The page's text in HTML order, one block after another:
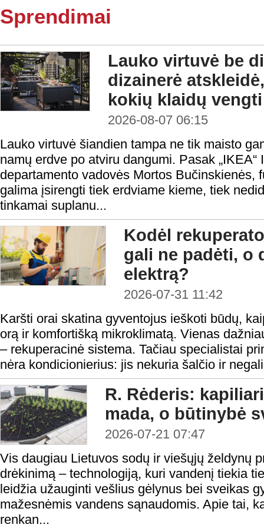
Sprendimai
Lauko virtuvė be
dizainerė
kokių klaidų vengti
2026-08-07 06:15
Lauko virtuvė šiandien tampa ne tik maisto
namų erdve po atviru dangumi. Pasak „IKEA“
departamento vadovės Mortos Bučinskienės,
galima įsirengti tiek erdviame kieme, tiek
tinkamai suplanu...
Kodėl
gali ne padėti, o
elektrą?
2026-07-31 11:42
Karšti orai skatina gyventojus ieškoti būdų,
orą ir komfortišką mikroklimatą. Vienas
– rekuperacinė sistema. Tačiau specialistai
nėra kondicionierius: jis nekuria šalčio ir
R. Rėderis:
mada, o būtinybė
2026-07-21 07:47
Vis daugiau Lietuvos sodų ir viešųjų želdynų
drėkinimą – technologiją, kuri vandenį tiekia
leidžia užauginti vešlius gėlynus bei sveikas
mažesnėmis vandens sąnaudomis. Apie tai,
renkan...